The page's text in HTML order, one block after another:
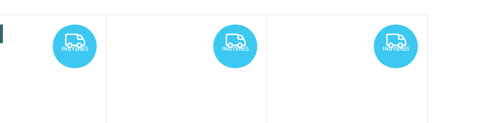
INGYENES
INGYENES INGYENES
INGYENES INGYENES
INGYENES